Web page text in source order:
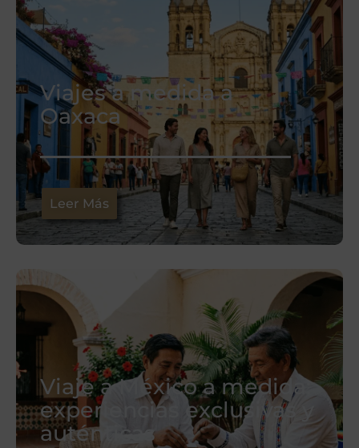
Viajes a medida a
Oaxaca
Leer Más
Viaje a México a medida:
experiencias exclusivas y
auténticas